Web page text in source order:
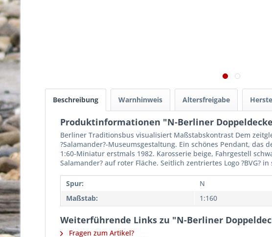
Beschreibung Warnhinweis Altersfreigabe
Produktinformationen "N-Berliner
Berliner Traditionsbus visualisiert Maßstabskontrast Dem
?Salamander?-Museumsgestaltung. Ein schönes Pendant,
1:60-Miniatur erstmals 1982. Karosserie beige, Fahrgestell
Salamander? auf roter Fläche. Seitlich zentriertes Logo ?BVG? in
Spur:
N
Maßstab:
1:160
Weiterführende Links zu "N-Berliner
Fragen zum Artikel?